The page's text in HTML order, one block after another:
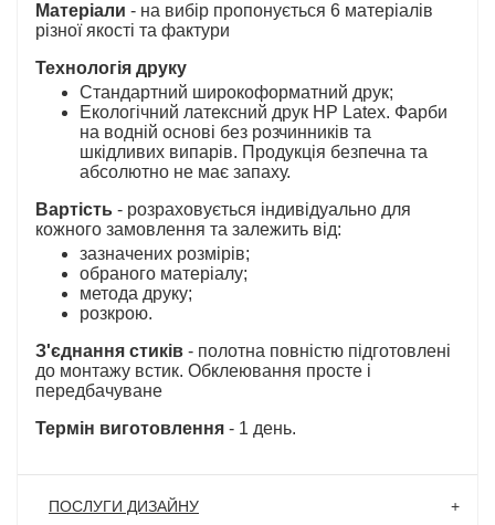
Матеріали - на вибір пропонується 6 матеріалів
різної якості та фактури
Технологія друку
Стандартний широкоформатний друк;
Екологічний латексний друк HP Latex. Фарби
на водній основі без розчинників та
шкідливих випарів. Продукція безпечна та
абсолютно не має запаху.
Вартість - розраховується індивідуально для
кожного замовлення та залежить від:
зазначених розмірів;
обраного матеріалу;
метода друку;
розкрою.
З'єднання стиків - полотна повністю підготовлені
до монтажу встик. Обклеювання просте і
передбачуване
Термін виготовлення - 1 день.
ПОСЛУГИ ДИЗАЙНУ